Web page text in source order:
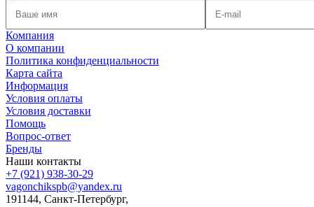
Компания
О компании
Политика конфиденциальности
Карта сайта
Информация
Условия оплаты
Условия доставки
Помощь
Вопрос-ответ
Бренды
Наши контакты
+7 (921) 938-30-29
vagonchikspb@yandex.ru
191144, Санкт-Петербург,